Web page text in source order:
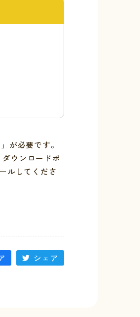
」が必要です。
ダウンロードボ
ルしてくださ
シェア